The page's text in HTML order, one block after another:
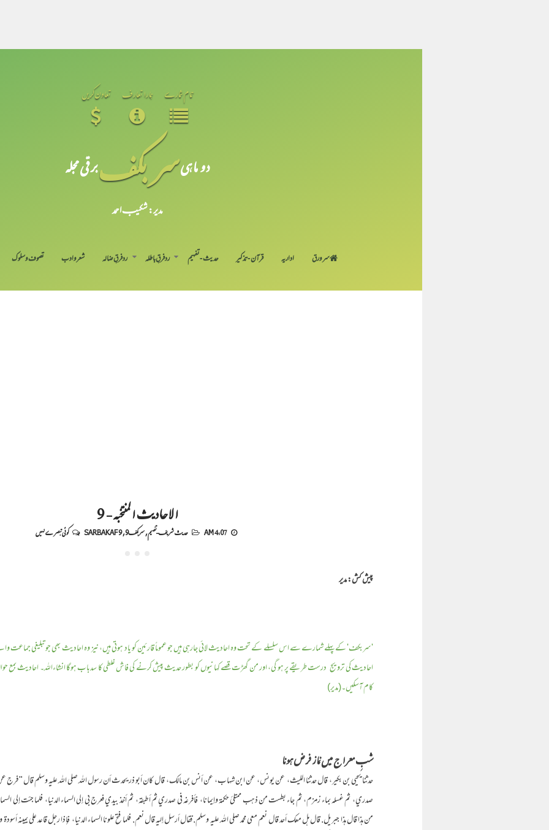
تمام شمارے ہمارا تعارف تعاون کریں
دو ماہیسر بکفبرقی مجلہ
مدیر: شکیبـ احمد
سر ورق اداریہ قرآن-تذکیر حدیث-تفہیم رد فرقِ باطلہ رد فرقِ ضالہ شعر و ادب تصوف و سلوک
الاحادیث المنتخبہ - 9
4:07 AM حدیث شریف-تفہیم,سربکف9 ,
SARBAKAF 9 کوئی تبصرے نہیں
پیش کش: مدیر
'سربکف' کے پہلے شمارے سے اس سلسلے کے تحت وہ احادیث لائی جارہی ہیں جو عموماً قارئین کو یاد ہوتی ہیں، نیز وہ احادیث بھی جو تبلیغی
احادیث کی ترویج درست طریقے پر ہو گی، اور من گھڑت قصے کہانیوں کو بطور حدیث پیش کرنے کی فاش غلطی کا سدباب ہوگا انشاءاللہ۔ احادیث بمع
کام آسکیں۔(مدیر)
شبِ معراج میں نماز فرض ہونا
حدثنا يحيى بن بكير،‏‏‏‏ ‏‏‏‏ قال حدثنا الليث،‏‏‏‏ ‏‏‏‏ عن يونس،‏‏‏‏ ‏‏‏‏ عن ابن شهاب،‏‏‏‏ ‏‏‏‏ عن أنس بن مالك،‏‏‏‏ ‏‏‏‏ قال كان أبو ذر يحدث أن رسول الله صلى الله عليه وسلم قال ‏"‏ فرج
صدري،‏‏‏‏ ‏‏‏‏ ثم غسله بماء زمزم،‏‏‏‏ ‏‏‏‏ ثم جاء بطست من ذهب ممتلئ حكمة وإيمانا،‏‏‏‏ ‏‏‏‏ فأفرغه في صدري ثم أطبقه،‏‏‏‏ ‏‏‏‏ ثم أخذ بيدي فعرج بي إلى السماء الدنيا،‏‏‏‏ ‏‏‏‏ فلما جئت إلى
من هذا قال هذا جبريل‏.‏ قال هل معك أحد قال نعم معي محمد صلى الله عليه وسلم‏.‏ فقال أرسل إليه قال نعم‏.‏ فلما فتح علونا السماء الدنيا،‏‏‏‏ ‏‏‏‏ فإذا رجل قاعد على يمينه